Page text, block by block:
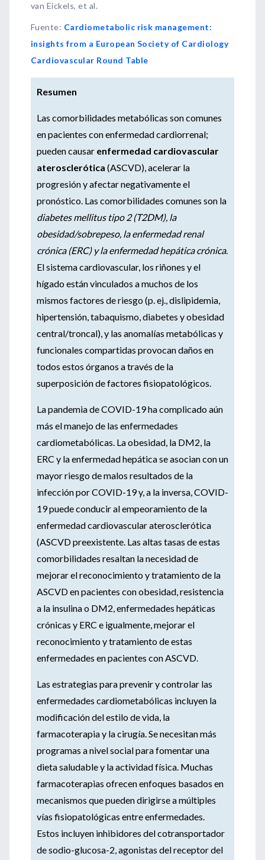
van Eickels, et al.
Fuente: Cardiometabolic risk management:
insights from a European Society of Cardiology
Cardiovascular Round Table
Resumen
Las comorbilidades metabólicas son comunes
en pacientes con enfermedad cardiorrenal;
pueden causar enfermedad cardiovascular
aterosclerótica (ASCVD), acelerar la
progresión y afectar negativamente el
pronóstico. Las comorbilidades comunes son la
diabetes mellitus tipo 2 (T2DM), la
obesidad/sobrepeso, la enfermedad renal
crónica (ERC) y la enfermedad hepática crónica.
El sistema cardiovascular, los riñones y el
hígado están vinculados a muchos de los
mismos factores de riesgo (p. ej., dislipidemia,
hipertensión, tabaquismo, diabetes y obesidad
central/troncal), y las anomalías metabólicas y
funcionales compartidas provocan daños en
todos estos órganos a través de la
superposición de factores fisiopatológicos.
La pandemia de COVID-19 ha complicado aún
más el manejo de las enfermedades
cardiometabólicas. La obesidad, la DM2, la
ERC y la enfermedad hepática se asocian con un
mayor riesgo de malos resultados de la
infección por COVID-19 y, a la inversa, COVID-
19 puede conducir al empeoramiento de la
enfermedad cardiovascular aterosclerótica
(ASCVD preexistente. Las altas tasas de estas
comorbilidades resaltan la necesidad de
mejorar el reconocimiento y tratamiento de la
ASCVD en pacientes con obesidad, resistencia
a la insulina o DM2, enfermedades hepáticas
crónicas y ERC e igualmente, mejorar el
reconocimiento y tratamiento de estas
enfermedades en pacientes con ASCVD.
Las estrategias para prevenir y controlar las
enfermedades cardiometabólicas incluyen la
modificación del estilo de vida, la
farmacoterapia y la cirugía. Se necesitan más
programas a nivel social para fomentar una
dieta saludable y la actividad física. Muchas
farmacoterapias ofrecen enfoques basados ​​en
mecanismos que pueden dirigirse a múltiples
vías fisiopatológicas entre enfermedades.
Estos incluyen inhibidores del cotransportador
de sodio-glucosa-2, agonistas del receptor del